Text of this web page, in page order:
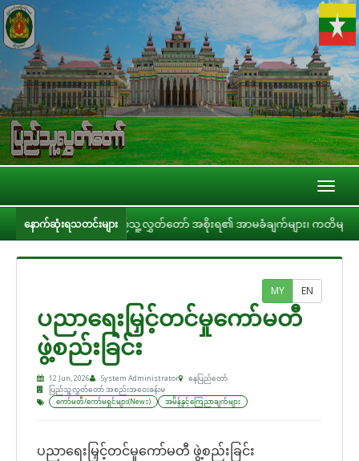
နောက်ဆုံးရသတင်းများ
တွေ့ဆုံ ပြည်သူ့လွှတ်တော် အစိုးရ၏ အာမခံချက်များ၊ ကတိများနှင့် တာဝန်
MY EN
ပညာရေးမြှင့်တင်မှုကော်မတီ
ဖွဲ့စည်းခြင်း
12 Jun, 2026 System Administrator
နေပြည်တော်
ပြည်သူ့လွှတ်တော် အစည်းအဝေးခန်းမ
ကော်မတီ/ကော်မရှင်များ(News) အမိန့်နှင့်ကြေညာချက်များ
ပညာရေးမြှင့်တင်မှုကော်မတီ ဖွဲ့စည်းခြင်း